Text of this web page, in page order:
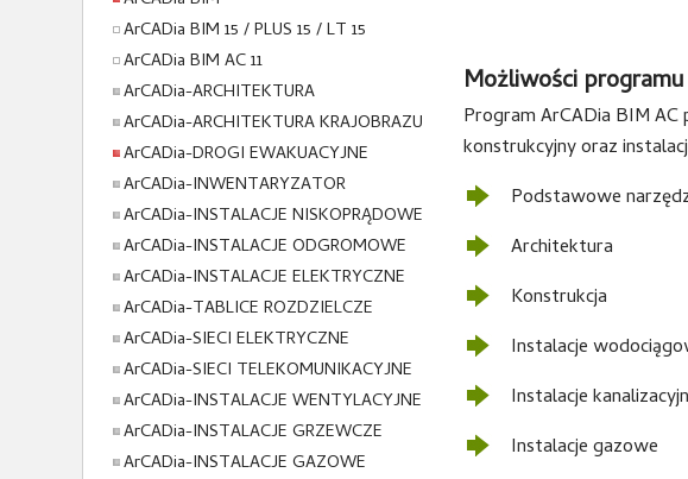
ArCADia BIM 15 / PLUS 15 / LT 15
ArCADia BIM AC 11
ArCADia-ARCHITEKTURA
ArCADia-ARCHITEKTURA KRAJOBRAZU
ArCADia-DROGI EWAKUACYJNE
ArCADia-INWENTARYZATOR
ArCADia-INSTALACJE NISKOPRĄDOWE
ArCADia-INSTALACJE ODGROMOWE
ArCADia-INSTALACJE ELEKTRYCZNE
ArCADia-TABLICE ROZDZIELCZE
ArCADia-SIECI ELEKTRYCZNE
ArCADia-SIECI TELEKOMUNIKACYJNE
ArCADia-INSTALACJE WENTYLACYJNE
ArCADia-INSTALACJE GRZEWCZE
ArCADia-INSTALACJE GAZOWE
Możliwości
Program ArCADia BIM
konstrukcyjny oraz
Podstawowe
Architektura
Konstrukcja
Instalacje
Instalacje
Instalacje gazowe